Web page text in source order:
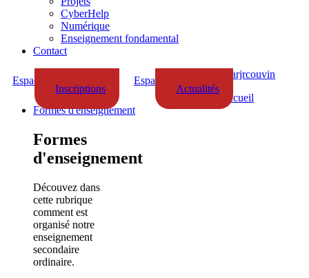
CyberHelp
Numérique
Enseignement fondamental
Contact
Espace Parents/Elèves Espace Enseignants
Actualités
Inscriptions
Accueil
Formes d'enseignement
Formes
d'enseignement
Découvez dans
cette rubrique
comment est
organisé notre
enseignement
secondaire
ordinaire.